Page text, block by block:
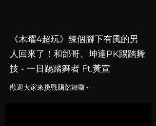
《木曜4超玩》辣個腳下有風的男
人回來了！和邰哥、坤達PK踢踏舞
技 - 一日踢踏舞者 Ft.黃宣
​​歡迎大家來挑戰踢踏舞囉～